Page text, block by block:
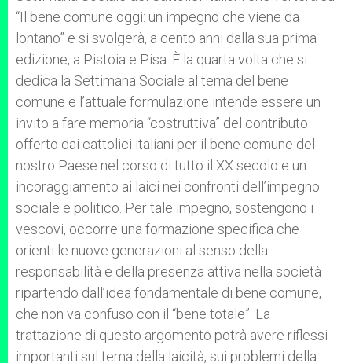
“Il bene comune oggi: un impegno che viene da
lontano” e si svolgerà, a cento anni dalla sua prima
edizione, a Pistoia e Pisa. È la quarta volta che si
dedica la Settimana Sociale al tema del bene
comune e l’attuale formulazione intende essere un
invito a fare memoria “costruttiva” del contributo
offerto dai cattolici italiani per il bene comune del
nostro Paese nel corso di tutto il XX secolo e un
incoraggiamento ai laici nei confronti dell’impegno
sociale e politico. Per tale impegno, sostengono i
vescovi, occorre una formazione specifica che
orienti le nuove generazioni al senso della
responsabilità e della presenza attiva nella società
ripartendo dall’idea fondamentale di bene comune,
che non va confuso con il “bene totale”. La
trattazione di questo argomento potrà avere riflessi
importanti sul tema della laicità, sui problemi della